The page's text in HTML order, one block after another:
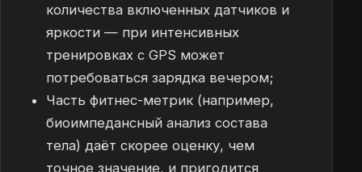
количества включенных датчиков и
яркости — при интенсивных
тренировках с GPS может
потребоваться зарядка вечером;
Часть фитнес-метрик (например,
биоимпедансный анализ состава
тела) даёт скорее оценку, чем
точное значение, и пригодится